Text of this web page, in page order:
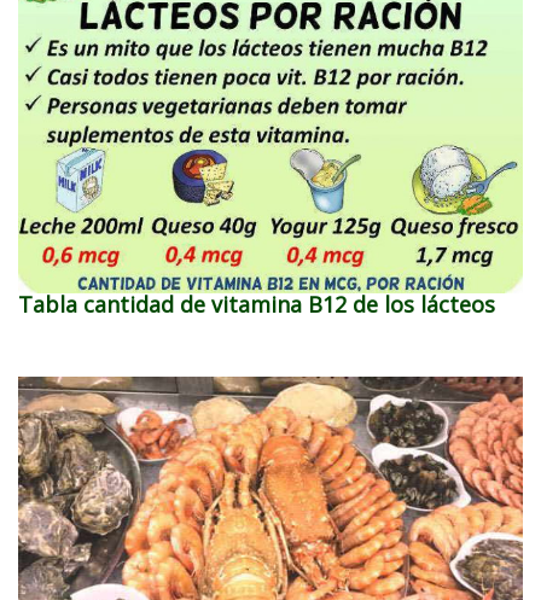
Tabla cantidad de vitamina B12 de los lácteos